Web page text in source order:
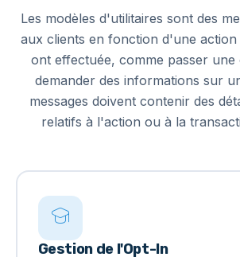
Les modèles d'utilitaires sont des
aux clients en fonction d'une action
ont effectuée, comme passer une
demander des informations sur
messages doivent contenir des
relatifs à l'action ou à la
Gestion de l'Opt-In